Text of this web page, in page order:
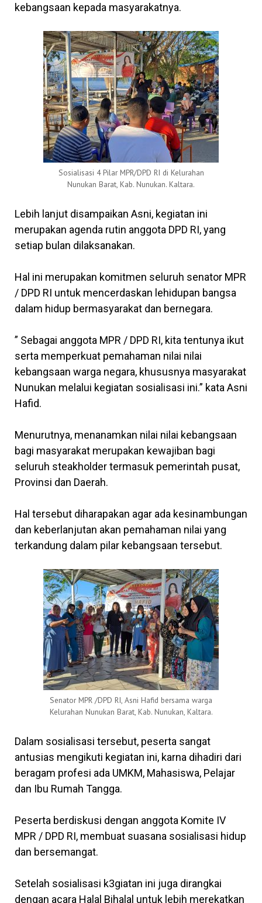
kebangsaan kepada masyarakatnya.
Sosialisasi 4 Pilar MPR/DPD RI di Kelurahan
Nunukan Barat, Kab. Nunukan. Kaltara.
Lebih lanjut disampaikan Asni, kegiatan ini
merupakan agenda rutin anggota DPD RI, yang
setiap bulan dilaksanakan.
Hal ini merupakan komitmen seluruh senator MPR
/ DPD RI untuk mencerdaskan lehidupan bangsa
dalam hidup bermasyarakat dan bernegara.
” Sebagai anggota MPR / DPD RI, kita tentunya ikut
serta memperkuat pemahaman nilai nilai
kebangsaan warga negara, khususnya masyarakat
Nunukan melalui kegiatan sosialisasi ini.” kata Asni
Hafid.
Menurutnya, menanamkan nilai nilai kebangsaan
bagi masyarakat merupakan kewajiban bagi
seluruh steakholder termasuk pemerintah pusat,
Provinsi dan Daerah.
Hal tersebut diharapakan agar ada kesinambungan
dan keberlanjutan akan pemahaman nilai yang
terkandung dalam pilar kebangsaan tersebut.
Senator MPR /DPD RI, Asni Hafid bersama warga
Kelurahan Nunukan Barat, Kab. Nunukan, Kaltara.
Dalam sosialisasi tersebut, peserta sangat
antusias mengikuti kegiatan ini, karna dihadiri dari
beragam profesi ada UMKM, Mahasiswa, Pelajar
dan Ibu Rumah Tangga.
Peserta berdiskusi dengan anggota Komite IV
MPR / DPD RI, membuat suasana sosialisasi hidup
dan bersemangat.
Setelah sosialisasi k3giatan ini juga dirangkai
dengan acara Halal Bihalal untuk lebih merekatkan